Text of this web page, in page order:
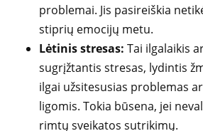
problemai. Jis pasireiškia
stiprių emocijų metu.
Lėtinis stresas: Tai ilgalaikis
sugrįžtantis stresas, lydintis
ilgai užsitesusias problemas
ligomis. Tokia būsena, jei
rimtų sveikatos sutrikimų.